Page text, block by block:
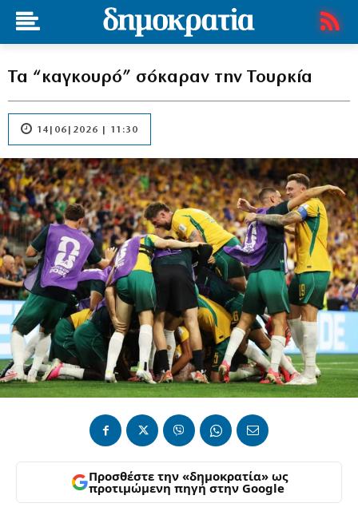
Τα “καγκουρό” σόκαραν την Τουρκία
14|06|2026 | 11:30
Προσθέστε την «δημοκρατία» ως
προτιμώμενη πηγή στην Google